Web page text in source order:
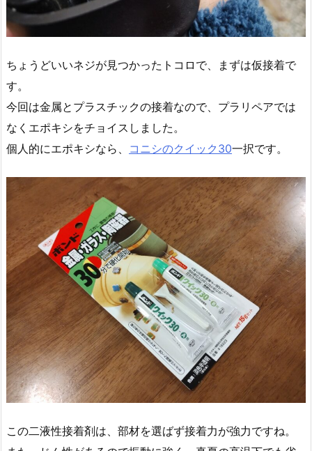
ちょうどいいネジが見つかったトコロで、まずは仮接着で
す。
今回は金属とプラスチックの接着なので、プラリペアでは
なくエポキシをチョイスしました。
個人的にエポキシなら、 コニシのクイック30一択です。
この二液性接着剤は、部材を選ばず接着力が強力ですね。